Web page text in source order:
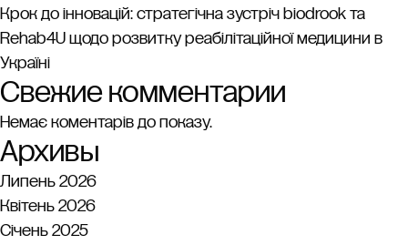
Крок до інновацій: стратегічна зустріч biodrook та
Rehab4U щодо розвитку реабілітаційної медицини в
Україні
Свежие комментарии
Немає коментарів до показу.
Архивы
Липень 2026
Квітень 2026
Січень 2025